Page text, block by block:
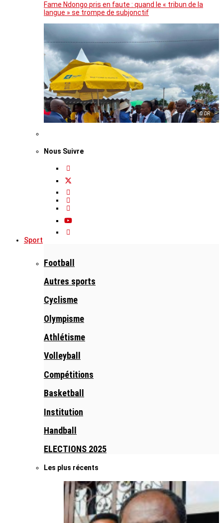
Fame Ndongo pris en faute : quand le « tribun de la
langue » se trompe de subjonctif
© DR
Nous Suivre
Sport
Football
Autres sports
Cyclisme
Olympisme
Athlétisme
Volleyball
Compétitions
Basketball
Institution
Handball
ELECTIONS 2025
Les plus récents